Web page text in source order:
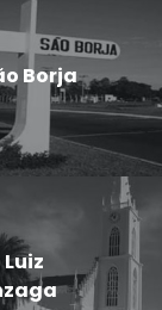
Borja